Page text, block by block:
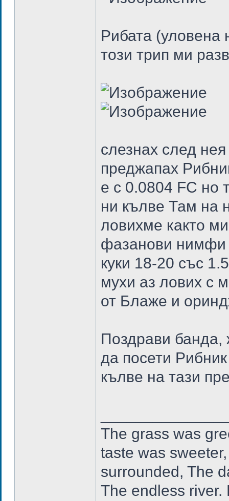
Рибата (уловена
този трип ми
слезнах след
преджапах
е с 0.0804 FC но
ни кълве Там на
ловихме както
фазанови нимфи
куки 18-20 със
мухи аз лових с
от Блаже и
Поздрави банда,
да посети
кълве на тази
The grass was
taste was
surrounded, The
The endless river.